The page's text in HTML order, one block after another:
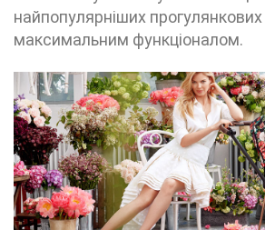
найпопулярніших
максимальним функціоналом.